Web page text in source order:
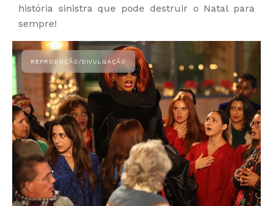
história sinistra que pode destruir o Natal para
sempre!